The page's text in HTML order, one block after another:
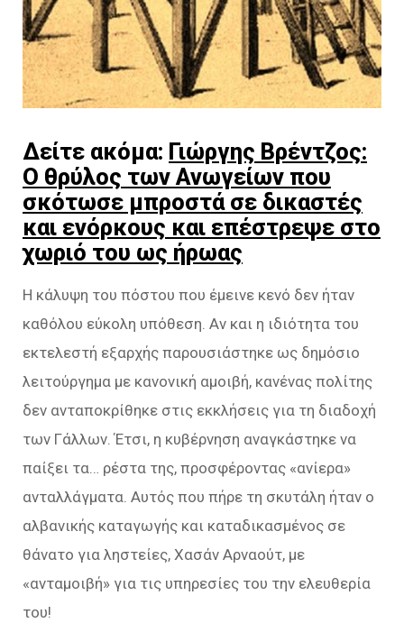
Δείτε ακόμα: Γιώργης Βρέντζος:
Ο θρύλος των Ανωγείων που
σκότωσε μπροστά σε δικαστές
και ενόρκους και επέστρεψε στο
χωριό του ως ήρωας
Η κάλυψη του πόστου που έμεινε κενό δεν ήταν
καθόλου εύκολη υπόθεση. Αν και η ιδιότητα του
εκτελεστή εξαρχής παρουσιάστηκε ως δημόσιο
λειτούργημα με κανονική αμοιβή, κανένας πολίτης
δεν ανταποκρίθηκε στις εκκλήσεις για τη διαδοχή
των Γάλλων. Έτσι, η κυβέρνηση αναγκάστηκε να
παίξει τα… ρέστα της, προσφέροντας «ανίερα»
ανταλλάγματα. Αυτός που πήρε τη σκυτάλη ήταν ο
αλβανικής καταγωγής και καταδικασμένος σε
θάνατο για ληστείες, Χασάν Αρναούτ, με
«ανταμοιβή» για τις υπηρεσίες του την ελευθερία
του!